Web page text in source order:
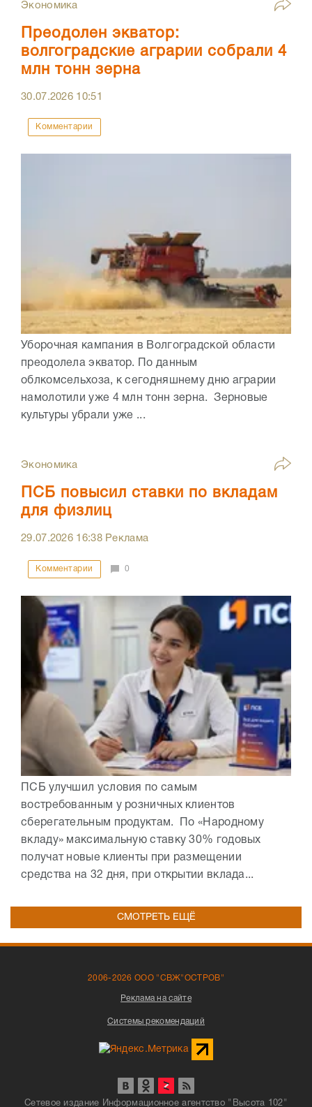
Экономика
Преодолен экватор:
волгоградские аграрии собрали 4
млн тонн зерна
30.07.2026 10:51
Комментарии
Уборочная кампания в Волгоградской области
преодолела экватор. По данным
облкомсельхоза, к сегодняшнему дню аграрии
намолотили уже 4 млн тонн зерна. Зерновые
культуры убрали уже ...
Экономика
ПСБ повысил ставки по вкладам
для физлиц
29.07.2026 16:38Реклама
Комментарии 0
ПСБ улучшил условия по самым
востребованным у розничных клиентов
сберегательным продуктам. По «Народному
вкладу» максимальную ставку 30% годовых
получат новые клиенты при размещении
средства на 32 дня, при открытии вклада...
СМОТРЕТЬ ЕЩЁ
2006-2026 ООО "СВЖ"ОСТРОВ"
Реклама на сайте
Системы рекомендаций
Сетевое издание Информационное агентство "Высота 102"